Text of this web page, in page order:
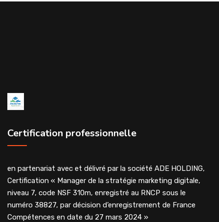
Certification professionnelle
en partenariat avec et délivré par la société ADE HOLDING,
Certification « Manager de la stratégie marketing digitale,
niveau 7, code NSF 310m, enregistré au RNCP sous le
numéro 38827, par décision d’enregistrement de France
Compétences en date du 27 mars 2024 »